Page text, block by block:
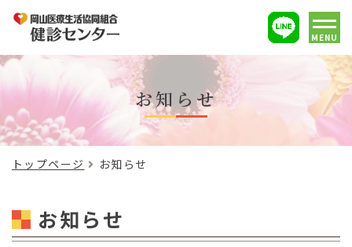
MENU
お知らせ
トップページ お知らせ
お知らせ